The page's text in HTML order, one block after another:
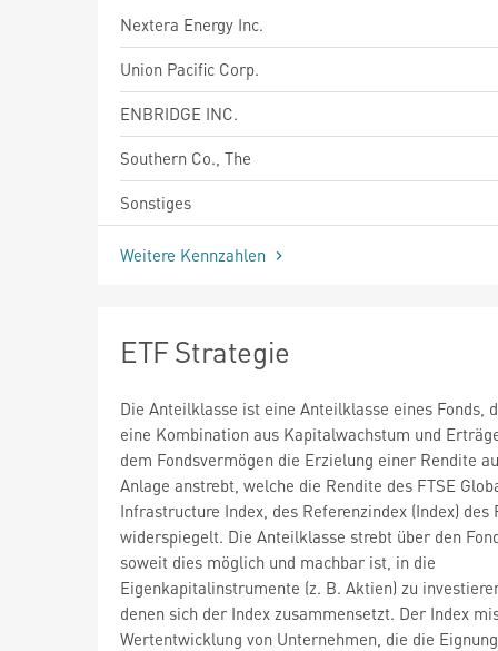
Nextera Energy Inc.
Union Pacific Corp.
ENBRIDGE INC.
Southern Co., The
Sonstiges
Weitere Kennzahlen
ETF Strategie
Die Anteilklasse ist eine Anteilklasse eines Fonds,
eine Kombination aus Kapitalwachstum und
dem Fondsvermögen die Erzielung einer Rendite
Anlage anstrebt, welche die Rendite des FTSE
Infrastructure Index, des Referenzindex (Index) des
widerspiegelt. Die Anteilklasse strebt über den
soweit dies möglich und machbar ist, in die
Eigenkapitalinstrumente (z. B. Aktien) zu
denen sich der Index zusammensetzt. Der Index
Wertentwicklung von Unternehmen, die die